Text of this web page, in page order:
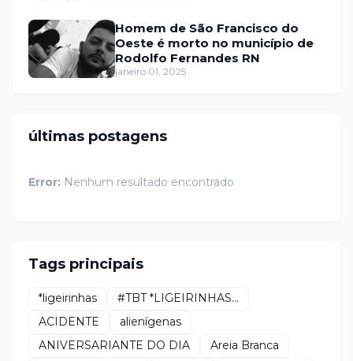
Homem de São Francisco do
Oeste é morto no município de
Rodolfo Fernandes RN
janeiro 01, 2025
últimas postagens
Error: Nenhum resultado encontrado
Tags principais
*ligeirinhas
#TBT *LIGEIRINHAS...
ACIDENTE
alienígenas
ANIVERSARIANTE DO DIA
Areia Branca